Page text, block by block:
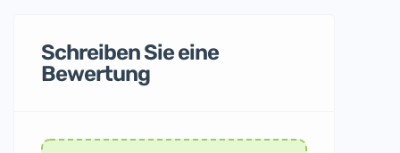
Schreiben Sie eine
Bewertung